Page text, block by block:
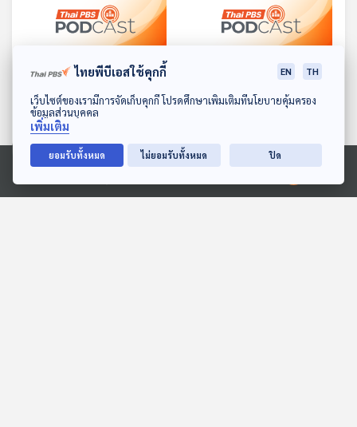
ดาวน์โหลด Thai PBS Podcast Application
Ⓒ 2020 องค์การกระจายเสียงและแพร่ภาพสาธารณะแห่งประเทศไทย
52:14
เตือนภัยออนไลน์ ถูกหลอก
HYBRID SCAM /
มาตรการปราบอาชญาโกง
ข้ามโลกแก๊งคอลเซ็นเตอร์ /
กินหวานแก่เร็วจริงหรือ
ภูมิคุ้มกัน
52:14
ระบบปฏิบัติการ Microsoft
โดยสารได้รับชดเชยอย่างไร
/ จับตำรวจเชียงใหม่เป็น
หัวหน้าแก๊งคอลเซ็นเตอร์ /
ค่า FT ขึ้นไฟฟ้าแพง /
ภูมิคุ้มกัน
ไทยพีบีเอสใช้คุกกี้ EN TH
เว็บไซต์ของเรามีการจัดเก็บคุกกี้ โปรดศึกษาเพิ่มเติมที่นโยบายคุ้มครอง
ข้อมูลส่วนบุคคล
เพิ่มเติม
ยอมรับทั้งหมด ไม่ยอมรับทั้งหมด ปิด